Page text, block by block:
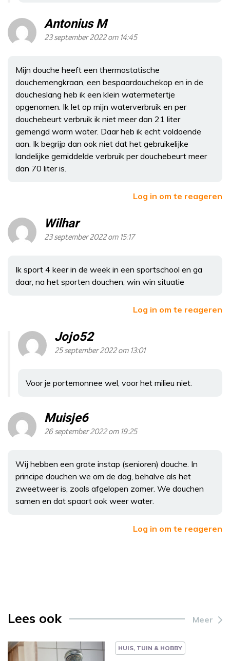
Antonius M
23 september 2022 om 14:45
Mijn douche heeft een thermostatische
douchemengkraan, een bespaardouchekop en in de
doucheslang heb ik een klein watermetertje
opgenomen. Ik let op mijn waterverbruik en per
douchebeurt verbruik ik niet meer dan 21 liter
gemengd warm water. Daar heb ik echt voldoende
aan. Ik begrijp dan ook niet dat het gebruikelijke
landelijke gemiddelde verbruik per douchebeurt meer
dan 70 liter is.
Log in om te reageren
Wilhar
23 september 2022 om 15:17
Ik sport 4 keer in de week in een sportschool en ga
daar, na het sporten douchen, win win situatie
Log in om te reageren
Jojo52
25 september 2022 om 13:01
Voor je portemonnee wel, voor het milieu niet.
Muisje6
26 september 2022 om 19:25
Wij hebben een grote instap (senioren) douche. In
principe douchen we om de dag, behalve als het
zweetweer is, zoals afgelopen zomer. We douchen
samen en dat spaart ook weer water.
Log in om te reageren
Lees ook Meer
HUIS, TUIN & HOBBY